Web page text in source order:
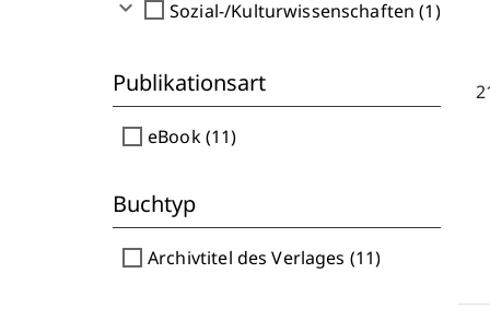
expand_more check_box_outline_blank Sozial-/Kulturwissenschaften (1)
Publikationsart
check_box_outline_blank eBook (11)
Buchtyp
check_box_outline_blank Archivtitel des Verlages (11)